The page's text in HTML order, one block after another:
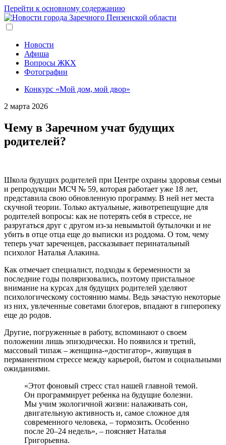
Перейти к основному содержанию
Новости
Афиша
Вопросы ЖКХ
Фотографии
Конкурс «Мой дом, мой двор»
2 марта 2026
Чему в Заречном учат будущих
родителей?
Школа будущих родителей при Центре охраны здоровья семьи
и репродукции МСЧ № 59, которая работает уже 18 лет,
представила свою обновленную программу. В ней нет места
скучной теории. Только актуальные, животрепещущие для
родителей вопросы: как не потерять себя в стрессе, не
разругаться друг с другом из-за невымытой бутылочки и не
убить в отце отца еще до выписки из роддома. О том, чему
теперь учат зареченцев, рассказывает перинатальный
психолог Наталья Алакина.
Как отмечает специалист, подходы к беременности за
последние годы поляризовались, поэтому пристальное
внимание на курсах для будущих родителей уделяют
психологическому состоянию мамы. Ведь зачастую некоторые
из них, увлеченные советами блогеров, впадают в гиперопеку
еще до родов.
Другие, погруженные в работу, вспоминают о своем
положении лишь эпизодически. Но появился и третий,
массовый типаж – женщина-«достигатор», живущая в
перманентном стрессе между карьерой, бытом и социальными
ожиданиями.
«Этот фоновый стресс стал нашей главной темой.
Он программирует ребенка на будущие болезни.
Мы учим экологичной жизни: налаживать сон,
двигательную активность и, самое сложное для
современного человека, – тормозить. Особенно
после 20–24 недель», – поясняет Наталья
Григорьевна.